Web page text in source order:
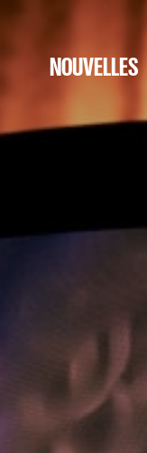
NOUVELLES